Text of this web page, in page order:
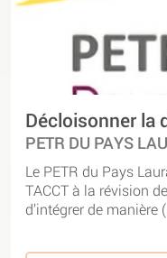
Décloisonner la
PETR DU PAYS
Le PETR du Pays
TACCT à la révision
d’intégrer de manière